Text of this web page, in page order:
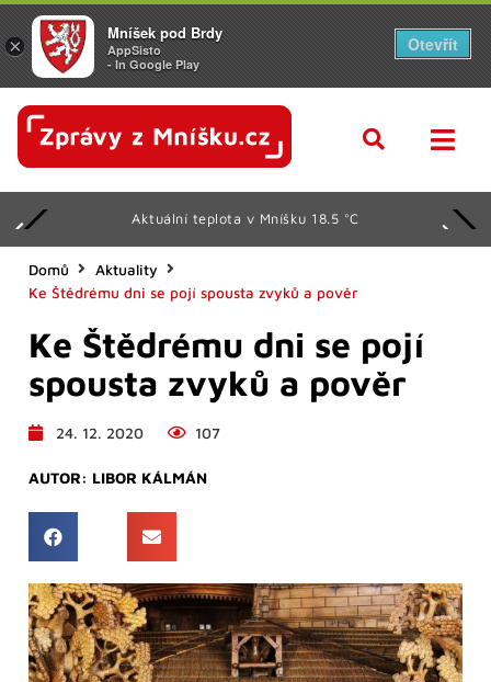
Aktuální teplota v Mníšku 18.5 °C
Domů
Aktuality
Ke Štědrému dni se pojí spousta zvyků a pověr
Ke Štědrému dni se pojí
spousta zvyků a pověr
24. 12. 2020 107
AUTOR: LIBOR KÁLMÁN
×
Mníšek pod Brdy
AppSisto
- In Google Play
Otevřít